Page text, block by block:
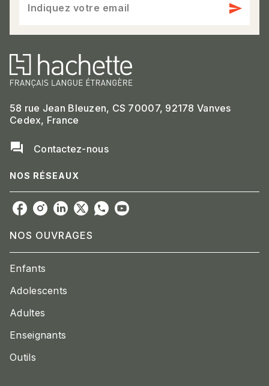
Indiquez votre email send
58 rue Jean Bleuzen, CS 70007, 92178 Vanves
Cedex, France
question_answer Contactez-nous
NOS RÉSEAUX
NOS OUVRAGES
Enfants
Adolescents
Adultes
Enseignants
Outils